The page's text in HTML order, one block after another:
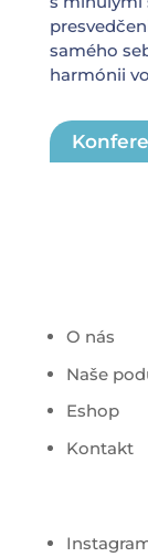
samého
harmónii
O nás
Naše
Eshop
Kontakt